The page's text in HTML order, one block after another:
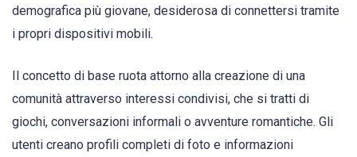
demografica più giovane, desiderosa di connettersi tramite
i propri dispositivi mobili.
Il concetto di base ruota attorno alla creazione di una
comunità attraverso interessi condivisi, che si tratti di
giochi, conversazioni informali o avventure romantiche. Gli
utenti creano profili completi di foto e informazioni